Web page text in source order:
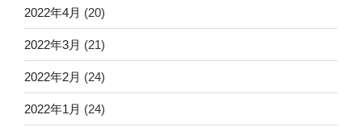
2022年4月 (20)
2022年3月 (21)
2022年2月 (24)
2022年1月 (24)